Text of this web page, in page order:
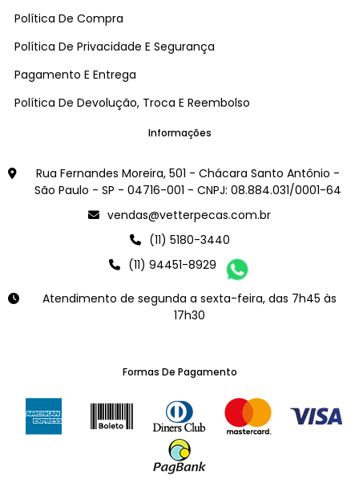
Política De Compra
Política De Privacidade E Segurança
Pagamento E Entrega
Política De Devolução, Troca E Reembolso
Informações
Rua Fernandes Moreira, 501 - Chácara Santo Antônio -
São Paulo - SP - 04716-001 - CNPJ: 08.884.031/0001-64
vendas@vetterpecas.com.br
(11) 5180-3440
(11) 94451-8929
Atendimento de segunda a sexta-feira, das 7h45 às
17h30
Formas De Pagamento